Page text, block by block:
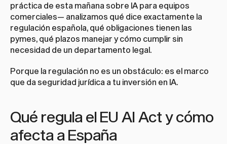
práctica de esta mañana sobre IA para equipos
comerciales— analizamos qué dice exactamente la
regulación española, qué obligaciones tienen las
pymes, qué plazos manejar y cómo cumplir sin
necesidad de un departamento legal.
Porque la regulación no es un obstáculo: es el marco
que da seguridad jurídica a tu inversión en IA.
Qué regula el EU AI Act y cómo
afecta a España